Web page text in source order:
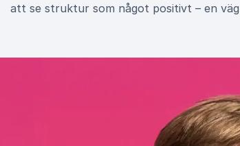
att se struktur som något positivt – en